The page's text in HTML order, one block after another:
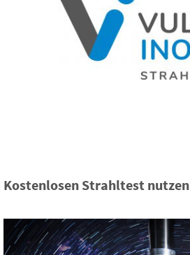
Kostenlosen Strahltest nutzen